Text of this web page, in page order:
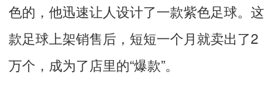
色的，他迅速让人设计了一款紫色足球。这
款足球上架销售后，短短一个月就卖出了2
万个，成为了店里的“爆款”。